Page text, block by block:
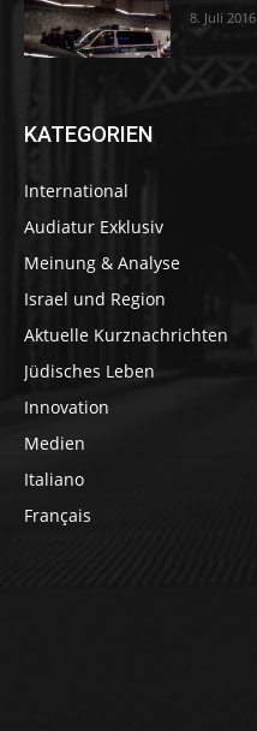
8. Juli 2016
KATEGORIEN
International
Audiatur Exklusiv
Meinung & Analyse
Israel und Region
Aktuelle Kurznachrichten
Jüdisches Leben
Innovation
Medien
Italiano
Français